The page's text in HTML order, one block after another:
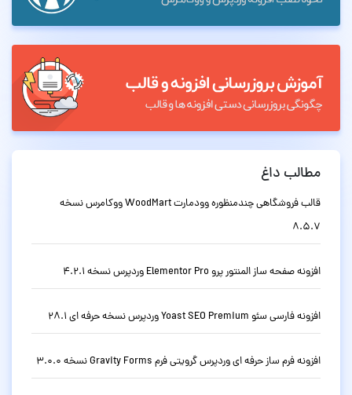
مطالب داغ
قالب فروشگاهی چندمنظوره وودمارت WoodMart ووکامرس نسخه
8.5.7
افزونه صفحه ساز المنتور پرو Elementor Pro وردپرس نسخه 4.2.1
افزونه فارسی سئو Yoast SEO Premium وردپرس نسخه حرفه ای 28.1
افزونه فرم ساز حرفه ای وردپرس گرویتی فرم Gravity Forms نسخه 3.0.0